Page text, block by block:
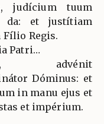
judícium tuum
da: et justítiam
Fílio Regis.
Patri…
advénit
Dóminus: et
in manu ejus et
et impérium.